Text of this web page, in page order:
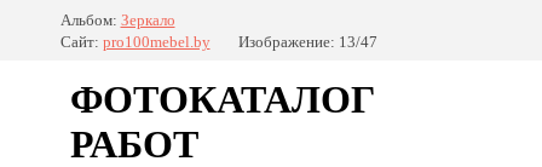
Альбом: Зеркало
Сайт: pro100mebel.by Изображение: 13/47
ФОТОКАТАЛОГ
РАБОТ